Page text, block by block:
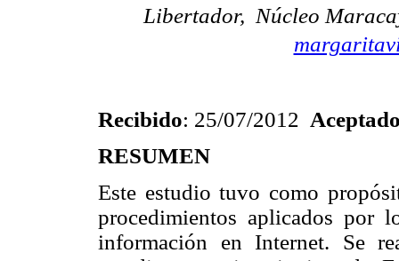
Libertador, Núcleo
Recibido: 25/07/2012
RESUMEN
Este estudio tuvo como
procedimientos aplicados por
información en Internet. Se